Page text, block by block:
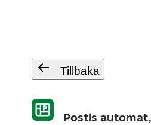
Tillbaka
Postis